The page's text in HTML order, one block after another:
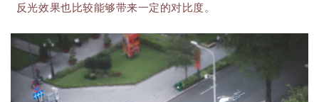
反光效果也比较能够带来一定的对比度。